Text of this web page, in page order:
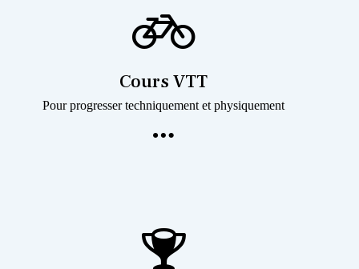
Cours VTT
Pour progresser techniquement et physiquement